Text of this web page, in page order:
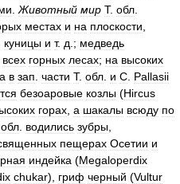
Животный мир Т. обл
местах и на плоскости
куницы и т. д .; медведь
всех горных лесах; на высоких
в зап части Т. обл и С Pallasii
безоаровые козлы (Hircus
горах а шакалы всюду по
обл водились зубры
пещерах Осетии и
индейка (Megaloperdix
chukar), гриф черный (Vultur